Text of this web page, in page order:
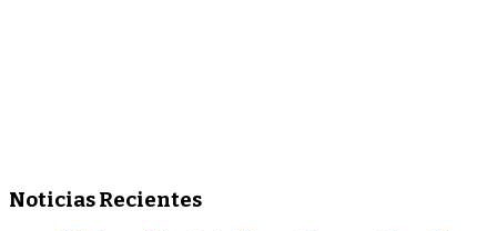
Noticias Recientes